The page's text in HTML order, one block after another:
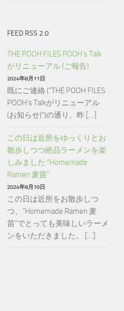
FEED RSS 2.0
THE POOH FILES POOH’s Talk
がリニューアル (ご報告)
2024年8月11日
既にご連絡 (“THE POOH FILES
POOH’s Talkがリニューアル
(お知らせ)“)の通り、昨 […]
この日は近所をゆっくりとお
散歩しつつ絶品ラーメンを楽
しみました “Homemade
Ramen 麦苗”
2024年8月10日
この日は近所をお散歩しつ
つ、”Homemade Ramen 麦
苗”でとっても美味しいラーメ
ンをいただきました。 […]